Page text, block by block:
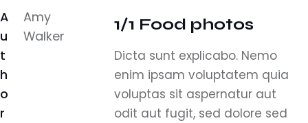
A
u
t
h
o
r
Amy
Walker
1/1 Food photos
Dicta sunt explicabo. Nemo
enim ipsam voluptatem quia
voluptas sit aspernatur aut
odit aut fugit, sed dolore sed